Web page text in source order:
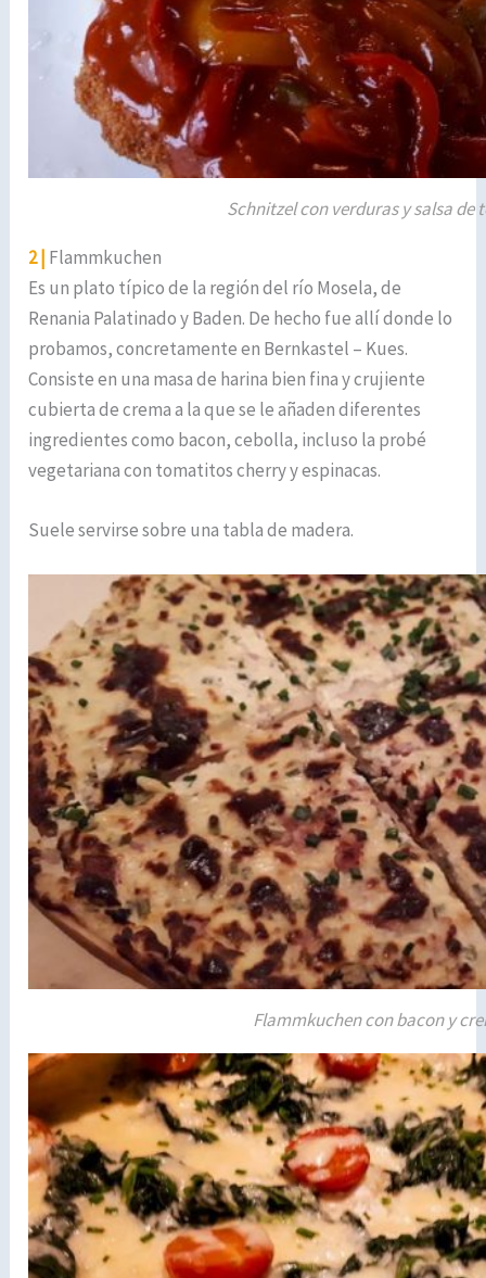
Schnitzel con verduras y salsa de
2 | Flammkuchen
Es un plato típico de la región del río Mosela, de
Renania Palatinado y Baden. De hecho fue allí donde lo
probamos, concretamente en Bernkastel – Kues.
Consiste en una masa de harina bien fina y crujiente
cubierta de crema a la que se le añaden diferentes
ingredientes como bacon, cebolla, incluso la probé
vegetariana con tomatitos cherry y espinacas.
Suele servirse sobre una tabla de madera.
Flammkuchen con bacon y